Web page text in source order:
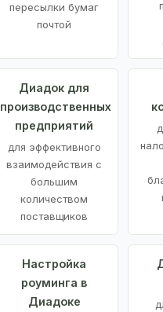
пересылки бумаг
почтой
Диадок для
производственных
предприятий
для эффективного
взаимодействия с
большим
количеством
поставщиков
Настройка
роуминга в
Диадоке